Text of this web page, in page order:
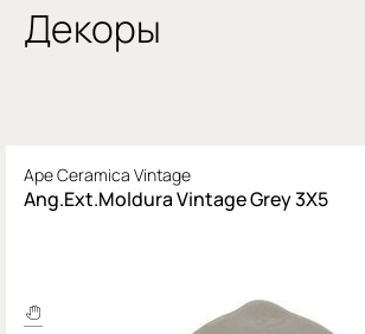
Декоры
Ape Ceramica Vintage
Ang.Ext.Moldura Vintage Grey 3X5